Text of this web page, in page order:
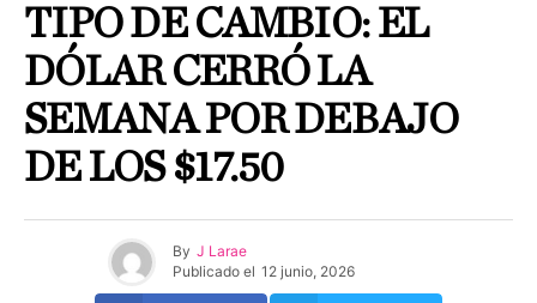
TIPO DE CAMBIO: EL
DÓLAR CERRÓ LA
SEMANA POR DEBAJO
DE LOS $17.50
By J Larae
Publicado el 12 junio, 2026